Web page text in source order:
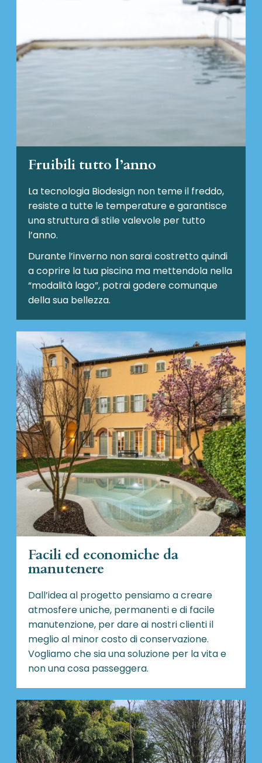
Fruibili tutto l’anno
La tecnologia Biodesign non teme il freddo,
resiste a tutte le temperature e garantisce
una struttura di stile valevole per tutto
l’anno.
Durante l’inverno non sarai costretto quindi
a coprire la tua piscina ma mettendola nella
“modalità lago”, potrai godere comunque
della sua bellezza.
Facili ed economiche da
manutenere
Dall’idea al progetto pensiamo a creare
atmosfere uniche, permanenti e di facile
manutenzione, per dare ai nostri clienti il
meglio al minor costo di conservazione.
Vogliamo che sia una soluzione per la vita e
non una cosa passeggera.